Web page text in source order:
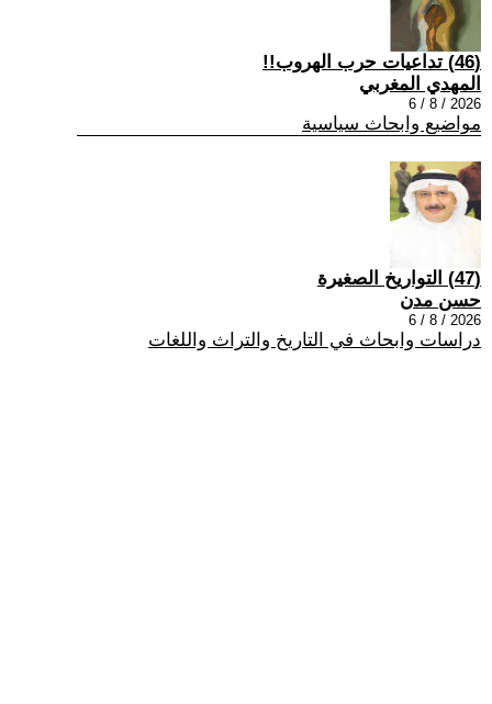
(46) تداعيات حرب الهروب!!
المهدي المغربي
2026 / 8 / 6
مواضيع وابحاث سياسية
(47) التواريخ الصغيرة
حسن مدن
2026 / 8 / 6
دراسات وابحاث في التاريخ والتراث واللغات